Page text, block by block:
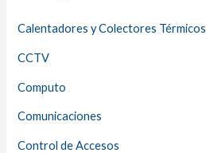
Calentadores y Colectores Térmicos
CCTV
Computo
Comunicaciones
Control de Accesos